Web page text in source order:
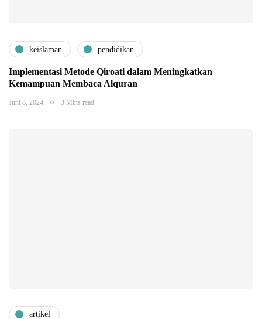
keislaman pendidikan
Implementasi Metode Qiroati dalam Meningkatkan
Kemampuan Membaca Alquran
Juni 8, 2024 3 Mins read
artikel